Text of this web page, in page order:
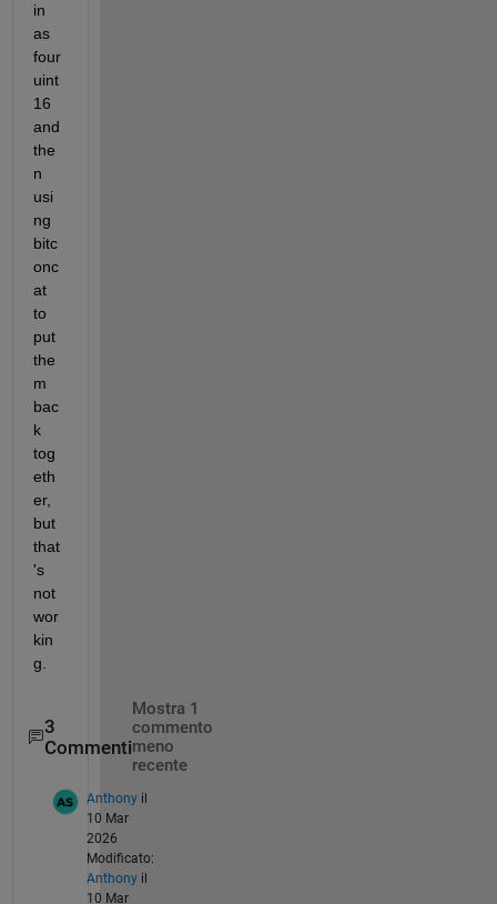
in
as
four
uint
16
and
the
n
usi
ng
bitc
onc
at
to
put
the
m
bac
k
tog
eth
er,
but
that
's
not
wor
kin
g.
3
Commenti
Mostra 1
commento
meno
recente
Anthony il
10 Mar
2026
Modificato:
Anthony il
10 Mar